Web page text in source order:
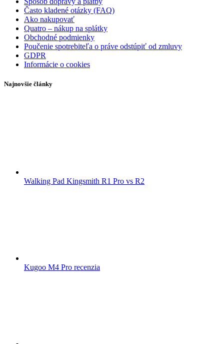
Často kladené otázky (FAQ)
Ako nakupovať
Quatro – nákup na splátky
Obchodné podmienky
Poučenie spotrebiteľa o práve odstúpiť od zmluvy
GDPR
Informácie o cookies
Najnovšie články
Walking Pad Kingsmith R1 Pro vs R2
Kugoo M4 Pro recenzia